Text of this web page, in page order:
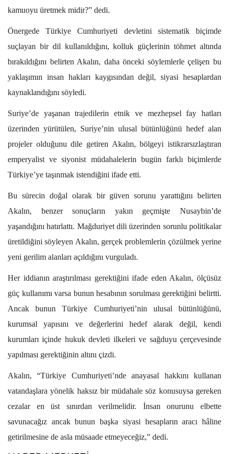
kamuoyu üretmek midir?” dedi.
Önergede Türkiye Cumhuriyeti devletini sistematik biçimde
suçlayan bir dil kullanıldığını, kolluk güçlerinin töhmet altında
bırakıldığını belirten Akalın, daha önceki söylemlerle çelişen bu
yaklaşımın insan hakları kaygısından değil, siyasi hesaplardan
kaynaklandığını söyledi.
Suriye’de yaşanan trajedilerin etnik ve mezhepsel fay hatları
üzerinden yürütülen, Suriye’nin ulusal bütünlüğünü hedef alan
projeler olduğunu dile getiren Akalın, bölgeyi istikrarsızlaştıran
emperyalist ve siyonist müdahalelerin bugün farklı biçimlerde
Türkiye’ye taşınmak istendiğini ifade etti.
Bu sürecin doğal olarak bir güven sorunu yarattığını belirten
Akalın, benzer sonuçların yakın geçmişte Nusaybin’de
yaşandığını hatırlattı. Mağduriyet dili üzerinden sorunlu politikalar
üretildiğini söyleyen Akalın, gerçek problemlerin çözülmek yerine
yeni gerilim alanları açıldığını vurguladı.
Her iddianın araştırılması gerektiğini ifade eden Akalın, ölçüsüz
güç kullanımı varsa bunun hesabının sorulması gerektiğini belirtti.
Ancak bunun Türkiye Cumhuriyeti’nin ulusal bütünlüğünü,
kurumsal yapısını ve değerlerini hedef alarak değil, kendi
kurumları içinde hukuk devleti ilkeleri ve sağduyu çerçevesinde
yapılması gerektiğinin altını çizdi.
Akalın, “Türkiye Cumhuriyeti’nde anayasal hakkını kullanan
vatandaşlara yönelik haksız bir müdahale söz konusuysa gereken
cezalar en üst sınırdan verilmelidir. İnsan onurunu elbette
savunacağız ancak bunun başka siyasi hesapların aracı hâline
getirilmesine de asla müsaade etmeyeceğiz,” dedi.